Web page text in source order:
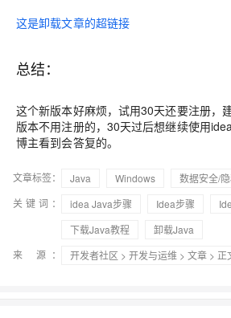
这是卸载文章的超链接
总结：
这个新版本好麻烦，试用30天还要注册，
版本不用注册的，30天过后想继续使用
博主看到会答复的。
文章标签： Java Windows
数据安全/
关键词：
idea Java步骤 Idea步骤
下载Java教程
卸载Java
来 源：
开发者社区 > 开发与运维 > 文章 > 正